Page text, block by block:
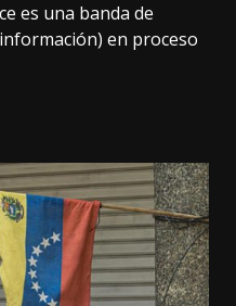
es una banda de
en proceso